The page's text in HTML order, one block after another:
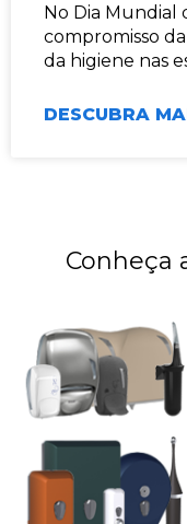
No Dia Mundial
compromisso
da higiene nas
DESCUBRA
Conheça